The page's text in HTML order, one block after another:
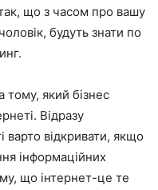
що з часом про вашу
будуть знати по
тому, який бізнес
Відразу
варто відкривати, якщо
інформаційних
що інтернет-це те